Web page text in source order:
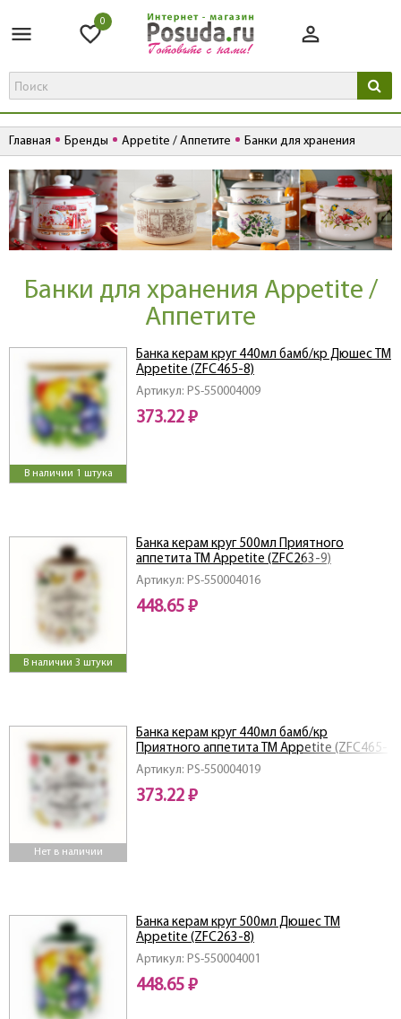
0
Главная Бренды Appetite / Аппетите Банки для хранения
Банки для хранения Appetite /
Аппетите
В наличии 1 штука
Артикул: PS-550004009
Банка керам круг 440мл бамб/кр Дюшес ТМ
Appetite (ZFC465-8)
373.22 ₽
В наличии 3 штуки
Артикул: PS-550004016
Банка керам круг 500мл Приятного
аппетита ТМ Appetite (ZFC263-9)
448.65 ₽
Нет в наличии
Артикул: PS-550004019
Банка керам круг 440мл бамб/кр
Приятного аппетита ТМ Appetite (ZFC465-
9)
373.22 ₽
Артикул: PS-550004001
Банка керам круг 500мл Дюшес ТМ
Appetite (ZFC263-8)
448.65 ₽